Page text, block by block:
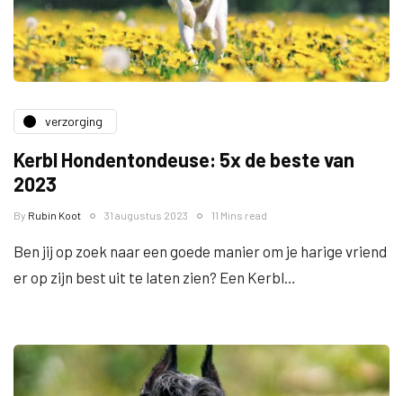
verzorging
Kerbl Hondentondeuse: 5x de beste van
2023
By Rubin Koot 31 augustus 2023 11 Mins read
Ben jij op zoek naar een goede manier om je harige vriend
er op zijn best uit te laten zien? Een Kerbl…